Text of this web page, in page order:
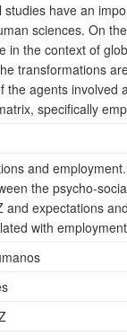
studies have an
sciences. On
in the context of
transformations
the agents involved
specifically
and
the psycho-
and expectations
with